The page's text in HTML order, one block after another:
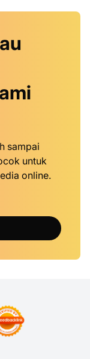
sampai
untuk
online.